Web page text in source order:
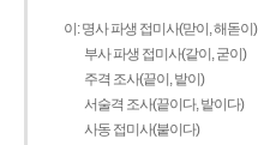
이: 명사 파생 접미사(맏이, 해돋이)
부사 파생 접미사(같이, 굳이)
주격 조사(끝이, 밭이)
서술격 조사(끝이다, 밭이다)
사동 접미사(붙이다)